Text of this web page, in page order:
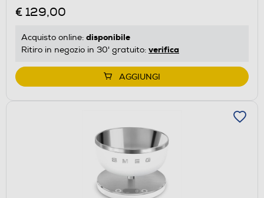
€ 129,00
Acquisto online: disponibile
Ritiro in negozio in 30' gratuito: verifica
AGGIUNGI